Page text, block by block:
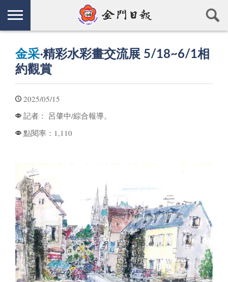
金采‧精彩水彩畫交流展 5/18~6/1相
約觀賞
2025/05/15
記者： 呂肇中/綜合報導。
點閱率： 1,110